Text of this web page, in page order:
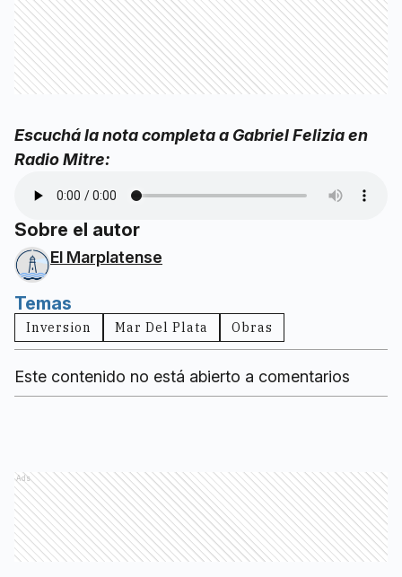
Escuchá la nota completa a Gabriel Felizia en
Radio Mitre:
Sobre el autor
El Marplatense
Temas
Inversion Mar Del Plata Obras
Este contenido no está abierto a comentarios
Ads